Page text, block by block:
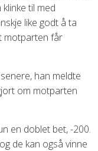
til med
like godt å ta
motparten får
han meldte
om motparten
en doblet bet, -200.
de kan også vinne